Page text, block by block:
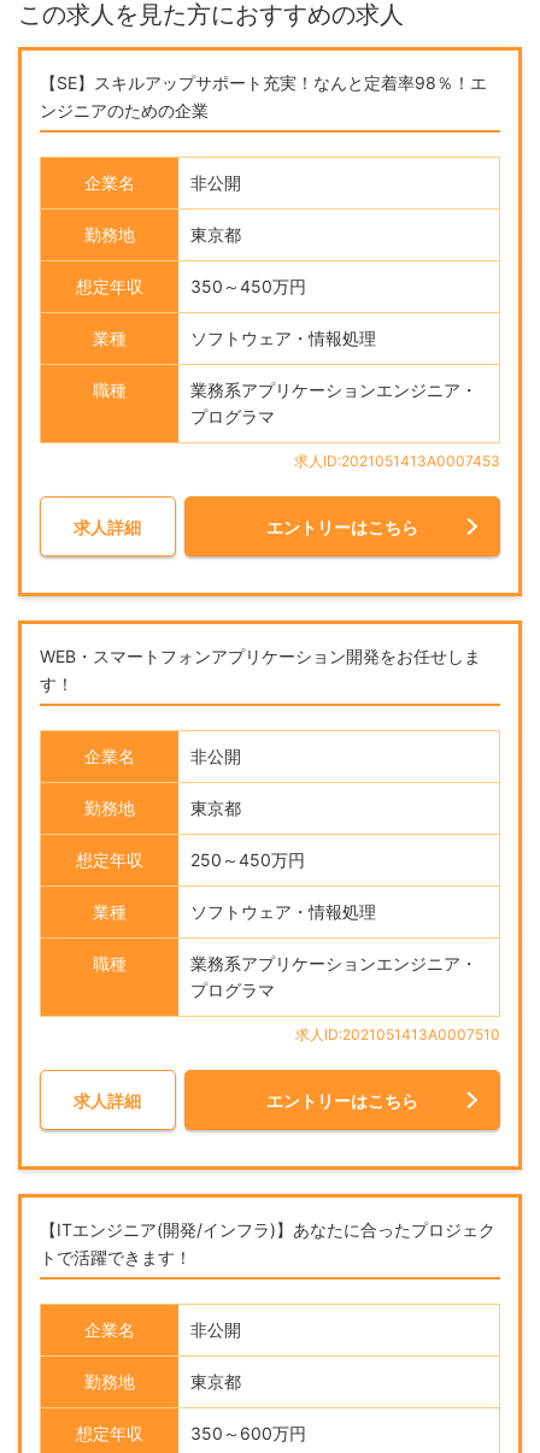
この求人を見た方におすすめの求人
【SE】スキルアップサポート充実！なんと定着率98％！エ
ンジニアのための企業
企業名 非公開
勤務地 東京都
想定年収 350～450万円
業種 ソフトウェア・情報処理
職種
業務系アプリケーションエンジニア・
プログラマ
求人ID:2021051413A0007453
求人詳細 エントリーはこちら
WEB・スマートフォンアプリケーション開発をお任せしま
す！
企業名 非公開
勤務地 東京都
想定年収 250～450万円
業種 ソフトウェア・情報処理
職種
業務系アプリケーションエンジニア・
プログラマ
求人ID:2021051413A0007510
求人詳細 エントリーはこちら
【ITエンジニア(開発/インフラ)】あなたに合ったプロジェク
トで活躍できます！
企業名 非公開
勤務地 東京都
想定年収 350～600万円